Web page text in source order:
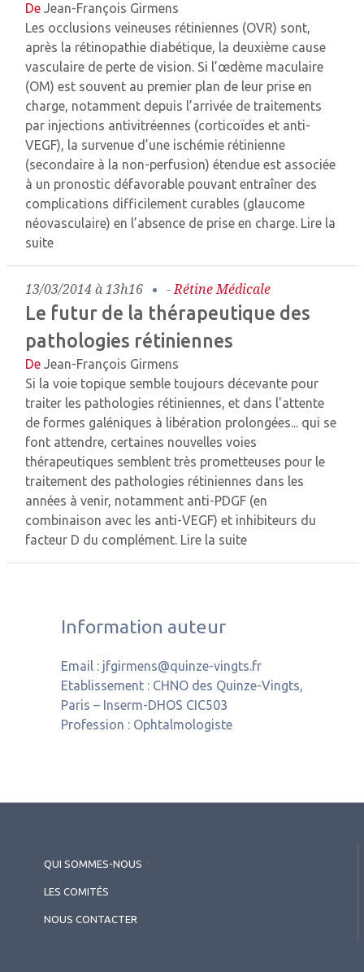
De Jean-François Girmens
Les occlusions veineuses rétiniennes (OVR) sont,
après la rétinopathie diabétique, la deuxième cause
vasculaire de perte de vision. Si l’œdème maculaire
(OM) est souvent au premier plan de leur prise en
charge, notamment depuis l’arrivée de traitements
par injections antivitréennes (corticoïdes et anti-
VEGF), la survenue d’une ischémie rétinienne
(secondaire à la non-perfusion) étendue est associée
à un pronostic défavorable pouvant entraîner des
complications difficilement curables (glaucome
néovasculaire) en l’absence de prise en charge. Lire la
suite
13/03/2014 à 13h16 -Rétine Médicale
Le futur de la thérapeutique des
pathologies rétiniennes
De Jean-François Girmens
Si la voie topique semble toujours décevante pour
traiter les pathologies rétiniennes, et dans l'attente
de formes galéniques à libération prolongées... qui se
font attendre, certaines nouvelles voies
thérapeutiques semblent très prometteuses pour le
traitement des pathologies rétiniennes dans les
années à venir, notamment anti-PDGF (en
combinaison avec les anti-VEGF) et inhibiteurs du
facteur D du complément. Lire la suite
Information auteur
Email : jfgirmens@quinze-vingts.fr
Etablissement : CHNO des Quinze-Vingts,
Paris – Inserm-DHOS CIC503
Profession : Ophtalmologiste
QUI SOMMES-NOUS
LES COMITÉS
NOUS CONTACTER